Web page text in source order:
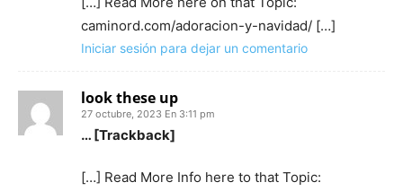
caminord.com/adoracion-y-navidad/ […]
Iniciar sesión para dejar un comentario
look these up
27 octubre, 2023 En 3:11 pm
… [Trackback]
[…] Read More Info here to that Topic: